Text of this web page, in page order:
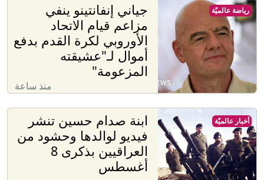
جياني إنفانتينو ينفي
مزاعم قيام الاتحاد
الأوروبي لكرة القدم بدفع
أموال لـ"عشيقته
المزعومة"
منذ ساعة
رياضة عالميّة
ابنة صدام حسين تنشر
فيديو لوالدها وحشود من
العراقيين بذكرى 8
أغسطس
أخبار عالميّة